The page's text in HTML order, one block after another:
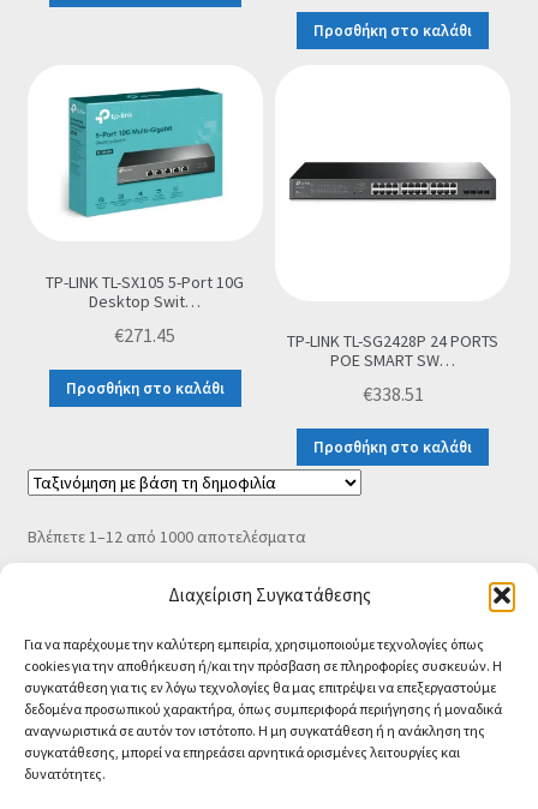
Διαχείριση Συγκατάθεσης
Για να παρέχουμε την καλύτερη εμπειρία, χρησιμοποιούμε τεχνολογίες όπως
cookies για την αποθήκευση ή/και την πρόσβαση σε πληροφορίες συσκευών. Η
συγκατάθεση για τις εν λόγω τεχνολογίες θα μας επιτρέψει να επεξεργαστούμε
δεδομένα προσωπικού χαρακτήρα, όπως συμπεριφορά περιήγησης ή μοναδικά
αναγνωριστικά σε αυτόν τον ιστότοπο. Η μη συγκατάθεση ή η ανάκληση της
συγκατάθεσης, μπορεί να επηρεάσει αρνητικά ορισμένες λειτουργίες και
δυνατότητες.
Προσθήκη στο καλάθι
TP-LINK TL-SX105 5-Port 10G
Desktop Swit…
€271.45
Προσθήκη στο καλάθι
TP-LINK TL-SG2428P 24 PORTS
POE SMART SW…
€338.51
Προσθήκη στο καλάθι
Βλέπετε 1–12 από 1000 αποτελέσματαSorted
by
popularity